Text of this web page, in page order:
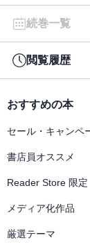
続巻一覧
閲覧履歴
おすすめの本
セール・キャンペ
書店員オススメ
Reader Store 限定
メディア化作品
厳選テーマ